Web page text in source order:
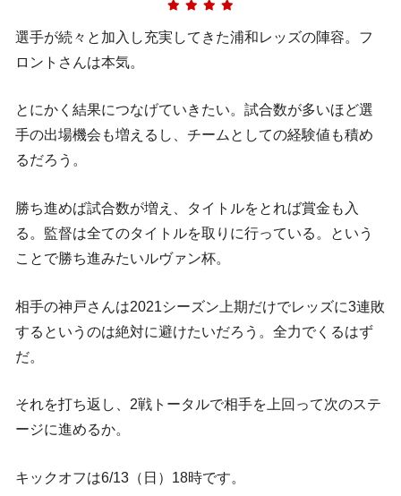
選手が続々と加入し充実してきた浦和レッズの陣容。フ
ロントさんは本気。
とにかく結果につなげていきたい。試合数が多いほど選
手の出場機会も増えるし、チームとしての経験値も積め
るだろう。
勝ち進めば試合数が増え、タイトルをとれば賞金も入
る。監督は全てのタイトルを取りに行っている。という
ことで勝ち進みたいルヴァン杯。
相手の神戸さんは2021シーズン上期だけでレッズに3連敗
するというのは絶対に避けたいだろう。全力でくるはず
だ。
それを打ち返し、2戦トータルで相手を上回って次のステ
ージに進めるか。
キックオフは6/13（日）18時です。